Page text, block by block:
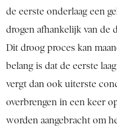
de eerste onderlaag een
drogen afhankelijk van de
Dit droog proces kan
belang is dat de eerste
vergt dan ook uiterste
overbrengen in een keer
worden aangebracht om